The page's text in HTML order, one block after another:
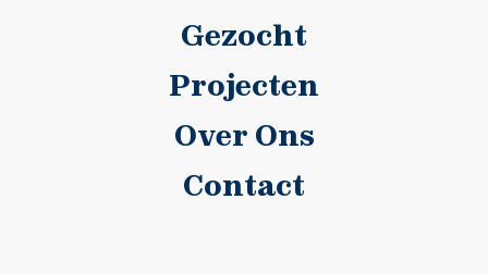
Gezocht
Projecten
Over Ons
Contact